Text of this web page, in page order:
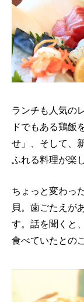
ランチも人気の
ドでもある鶏飯
せ」、そして、
ふれる料理が楽
ちょっと変わっ
貝。歯ごたえが
す。話を聞くと
食べていたとの